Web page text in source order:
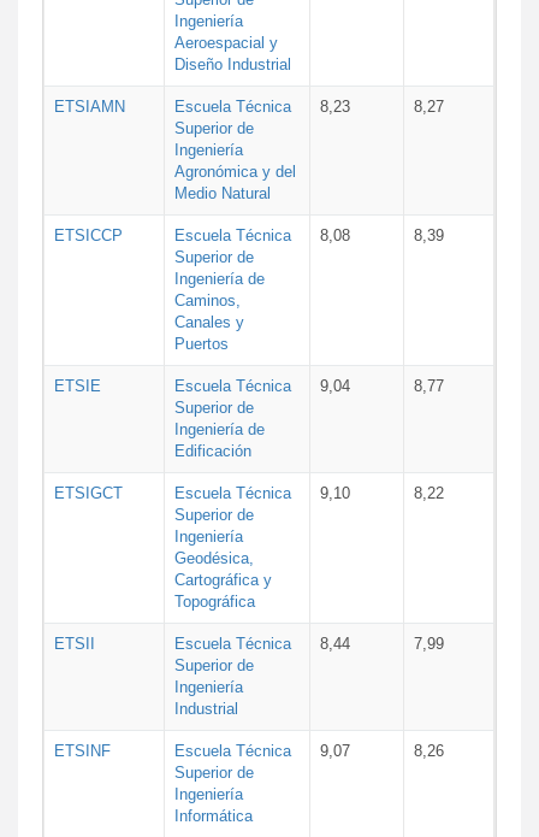
Ingeniería
Aeroespacial y
Diseño Industrial
ETSIAMN
Escuela Técnica
Superior de
Ingeniería
Agronómica y del
Medio Natural
8,23 8,27
ETSICCP
Escuela Técnica
Superior de
Ingeniería de
Caminos,
Canales y
Puertos
8,08 8,39
ETSIE
Escuela Técnica
Superior de
Ingeniería de
Edificación
9,04 8,77
ETSIGCT
Escuela Técnica
Superior de
Ingeniería
Geodésica,
Cartográfica y
Topográfica
9,10 8,22
ETSII
Escuela Técnica
Superior de
Ingeniería
Industrial
8,44 7,99
ETSINF
Escuela Técnica
Superior de
Ingeniería
Informática
9,07 8,26